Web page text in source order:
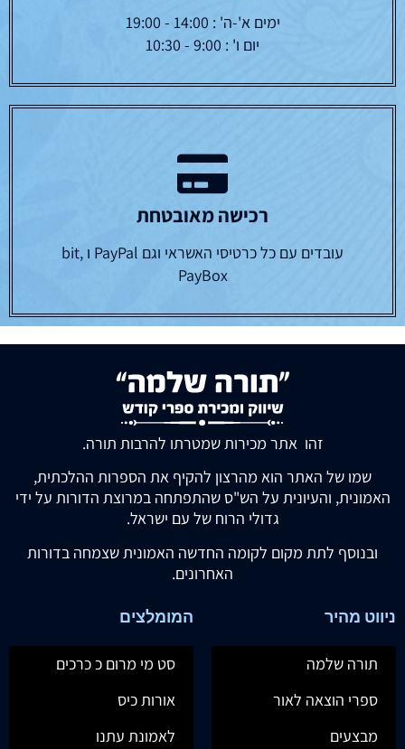
ימים א'-ה' : 14:00 - 19:00
יום ו' : 9:00 - 10:30
רכישה מאובטחת
עובדים עם כל כרטיסי האשראי וגם PayPal ו bit,
PayBox
זהו אתר מכירות שמטרתו להרבות תורה.
שמו של האתר הוא מהרצון להקיף את הספרות ההלכתית,
האמונית, והעיונית על הש"ס שהתפתחה במרוצת הדורות על ידי
גדולי הרוח של עם ישראל.
ובנוסף לתת מקום לקומה החדשה האמונית שצמחה בדורות
האחרונים.
ניווט מהיר
תורה שלמה
ספרי הוצאה לאור
מבצעים
המומלצים
סט מי מרום כ כרכים
אורות כיס
לאמונת עתנו